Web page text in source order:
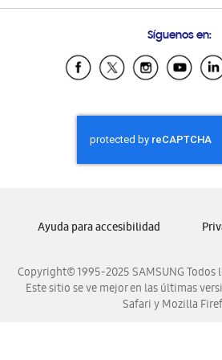
Samsung Ecuador
Samsung El
Samsung
Samsung Nicaragua
Samsung
Samsung
Síguenos en:
Copyright© 1995-2025 SAMSUNG Todos
Este sitio se ve mejor en las últimas
Safari y Mozilla
Ayuda para accesibilidad